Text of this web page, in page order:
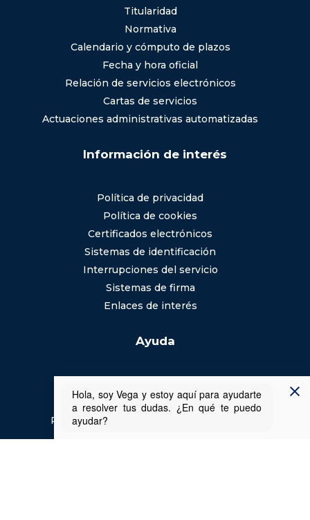
Titularidad
Normativa
Calendario y cómputo de plazos
Fecha y hora oficial
Relación de servicios electrónicos
Cartas de servicios
Actuaciones administrativas automatizadas
Información de interés
Política de privacidad
Política de cookies
Certificados electrónicos
Sistemas de identificación
Interrupciones del servicio
Sistemas de firma
Enlaces de interés
Ayuda
Ayuda de la Sede
Requisitos y recomendaciones técnicas